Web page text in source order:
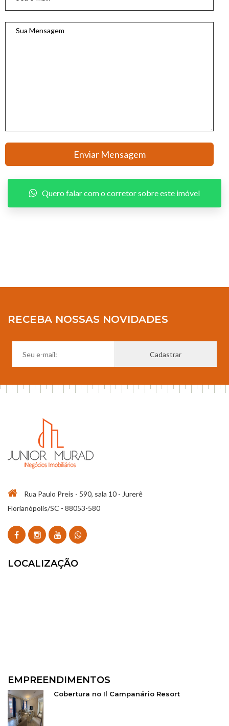
Quero falar com o corretor sobre este imóvel
RECEBA NOSSAS NOVIDADES
Rua Paulo Preis - 590, sala 10 - Jurerê
Florianópolis/SC - 88053-580
LOCALIZAÇÃO
EMPREENDIMENTOS
Cobertura no Il Campanário Resort